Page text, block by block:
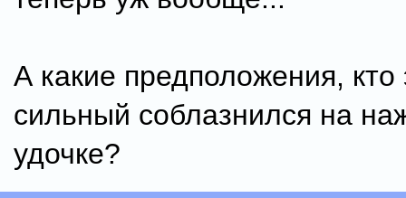
А какие предположения, кто
сильный соблазнился на
удочке?